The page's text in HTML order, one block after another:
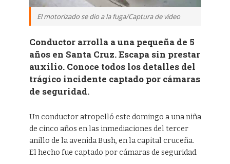
El motorizado se dio a la fuga/Captura de video
Conductor arrolla a una pequeña de 5
años en Santa Cruz. Escapa sin prestar
auxilio. Conoce todos los detalles del
trágico incidente captado por cámaras
de seguridad.
Un conductor atropelló este domingo a una niña
de cinco años en las inmediaciones del tercer
anillo de la avenida Bush, en la capital cruceña.
El hecho fue captado por cámaras de seguridad.